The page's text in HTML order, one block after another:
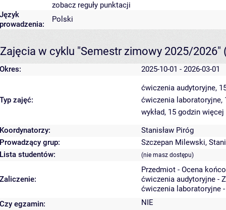
zobacz reguły punktacji
Język
prowadzenia:
Polski
Zajęcia w cyklu "Semestr zimowy 2025/2026"
Okres: 2025-10-01 - 2026-03-01
Typ zajęć:
ćwiczenia audytoryjne,
ćwiczenia laboratoryjne,
wykład, 15 godzin
Koordynatorzy:
Stanisław Piróg
Prowadzący grup:
Szczepan Milewski,
Lista studentów:
(nie masz dostępu)
Zaliczenie:
Przedmiot - Ocena
ćwiczenia audytoryjne -
ćwiczenia laboratoryjne
Czy egzamin:
NIE